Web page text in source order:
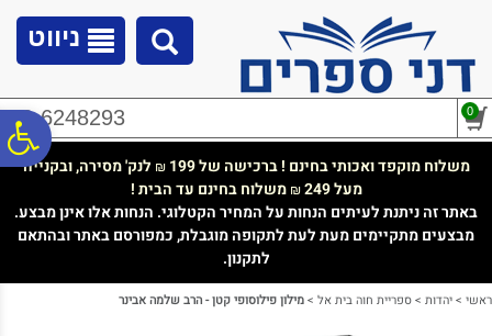
נגישות
ניווט
02-6248293 0
משלוח מוקפד ואכותי בחינם ! ברכישה של 199 ₪ לנק' מסירה, ובקנייה
מעל 249
₪משלוח בחינם עד הבית !
באתר זה ניתנת לעיתים הנחות על המחיר הקטלוגי. הנחות אלו אינן מבצע.
מבצעים מתקיימים מעת לעת לתקופה מוגבלת, כמפורסם באתר ובהתאם
לתקנון.
ראשי >יהדות >ספריית חוה בית אל >מילון פילוסופי קטן - הרב שלמה אבינר